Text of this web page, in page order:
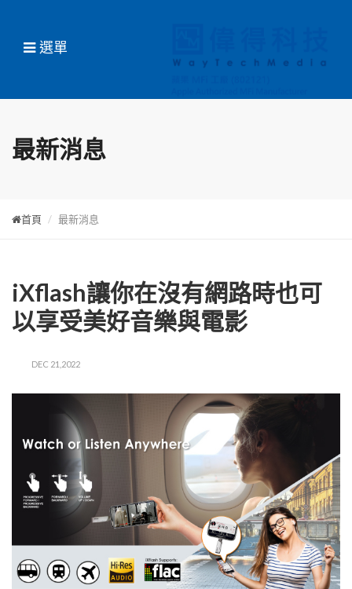
選單
最新消息
首頁 最新消息
iXflash讓你在沒有網路時也可
以享受美好音樂與電影
DEC 21,2022